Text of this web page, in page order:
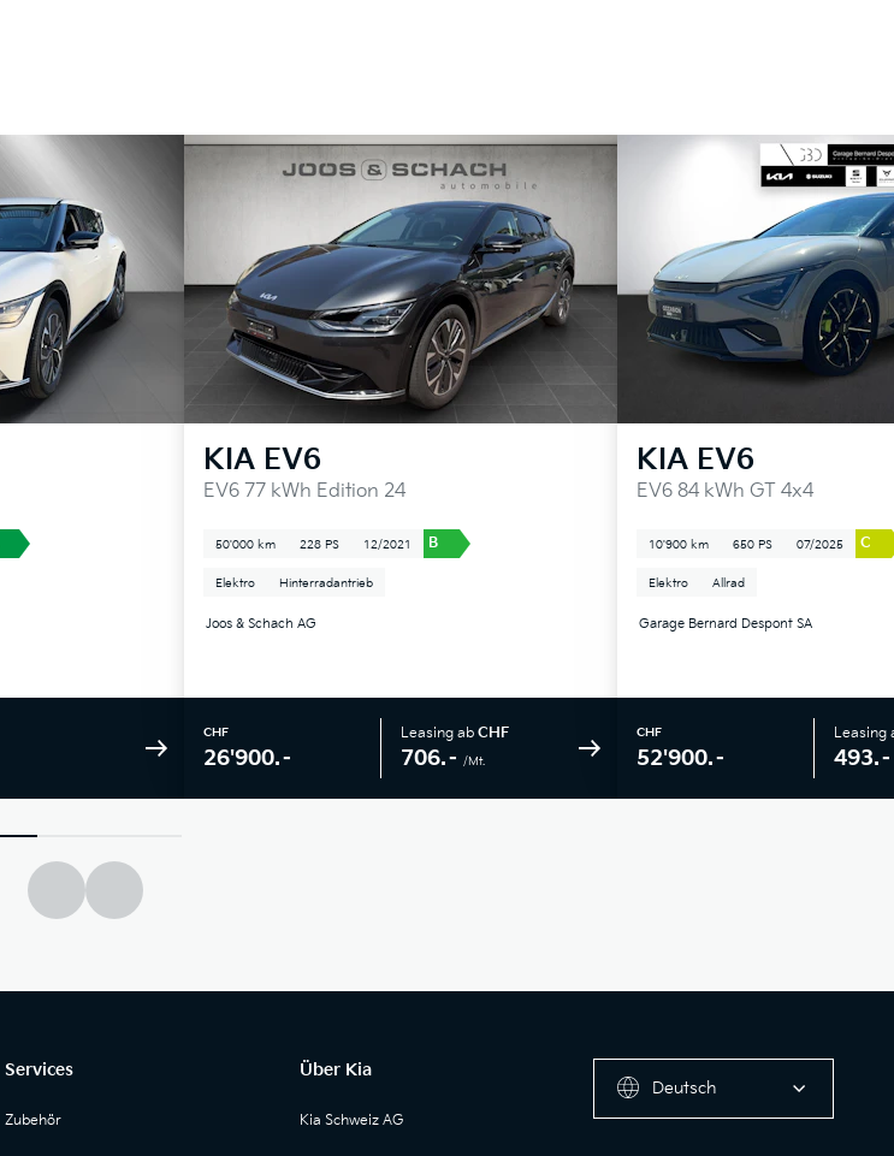
KIA EV6
EV6 77 kWh Edition 24
50'000 km 228 PS 12/2021 B
Elektro Hinterradantrieb
Joos & Schach AG
CHF
26'900.–
Leasing ab CHF
706.– /Mt.
KIA EV6
EV6 84 kWh GT 4x4
10'900 km 650 PS 07/2025 C
Elektro Allrad
Garage Bernard Despont SA
CHF
52'900.–
Leasing
493.–
Services
Zubehör
Über Kia
Kia Schweiz AG
Deutsch